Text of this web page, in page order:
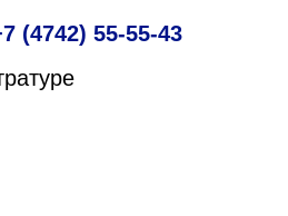
(4742) 55-55-43